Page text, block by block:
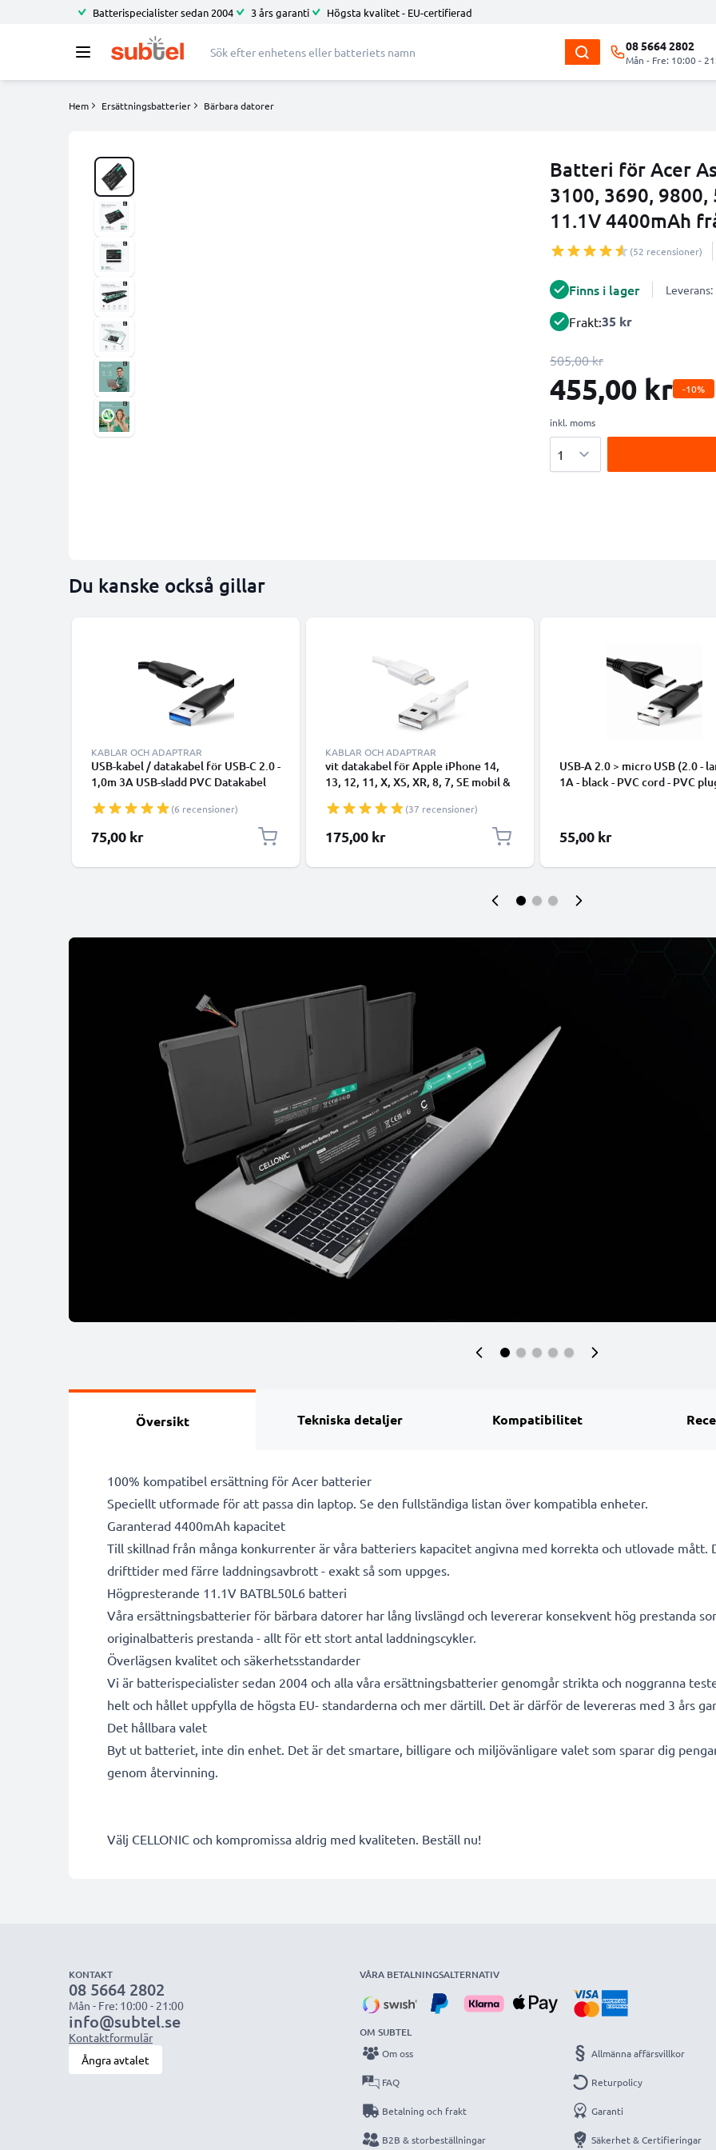
Batterispecialister sedan 2004 3 års garanti Högsta kvalitet - EU-certifierad
08 5664 2802
Mån - Fre: 10:00 -
Hem Ersättningsbatterier Bärbara datorer
Batteri för Acer
3100, 3690, 9800,
11.1V 4400mAh
(52 recensioner)
Finns i lager
Frakt:35 kr
505,00 kr
455,00 kr -10%
inkl. moms
Du kanske också gillar
KABLAR OCH ADAPTRAR
USB-kabel / datakabel för USB-C 2.0 -
1,0m 3A USB-sladd PVC Datakabel
(6 recensioner)
75,00 kr
KABLAR OCH ADAPTRAR
vit datakabel för Apple iPhone 14,
13, 12, 11, X, XS, XR, 8, 7, SE mobil &
överföring - USB-sladd(37 recensioner)
175,00 kr
USB-A 2.0 > micro USB (2.0 -
1A - black - PVC cord - PVC
55,00 kr
Översikt Tekniska detaljer Kompatibilitet
100% kompatibel ersättning för Acer batterier
Speciellt utformade för att passa din laptop. Se den fullständiga listan över kompatibla enheter.
Garanterad 4400mAh kapacitet
Till skillnad från många konkurrenter är våra batteriers kapacitet angivna med korrekta och utlovade
drifttider med färre laddningsavbrott - exakt så som uppges.
Högpresterande 11.1V BATBL50L6 batteri
Våra ersättningsbatterier för bärbara datorer har lång livslängd och levererar konsekvent hög prestanda
originalbatteris prestanda - allt för ett stort antal laddningscykler.
Överlägsen kvalitet och säkerhetsstandarder
Vi är batterispecialister sedan 2004 och alla våra ersättningsbatterier genomgår strikta och noggranna
helt och hållet uppfylla de högsta EU- standarderna och mer därtill. Det är därför de levereras med 3 års
Det hållbara valet
Byt ut batteriet, inte din enhet. Det är det smartare, billigare och miljövänligare valet som sparar dig
genom återvinning.
Välj CELLONIC och kompromissa aldrig med kvaliteten. Beställ nu!
KONTAKT
08 5664 2802
Mån - Fre: 10:00 - 21:00
info@subtel.se
Kontaktformulär
Ångra avtalet
VÅRA BETALNINGSALTERNATIV
OM SUBTEL
Om oss
FAQ
Betalning och frakt
B2B & storbeställningar
Allmänna affärsvillkor
Returpolicy
Garanti
Säkerhet & Certifieringar